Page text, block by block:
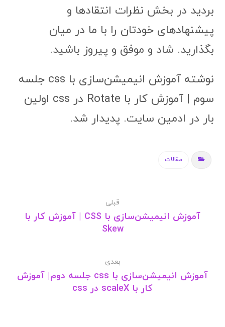
بردید در بخش نظرات انتقادها و
پیشنهادهای خودتان را با ما در میان
بگذارید. شاد و موفق و پیروز باشید.
نوشته آموزش انیمیشن‌سازی با css جلسه
سوم | آموزش کار با Rotate در css اولین
بار در ادمین سایت. پدیدار شد.
مقالات
قبلی
آموزش انیمیشن‌سازی با CSS | آموزش کار با
Skew
بعدی
آموزش انیمیشن‌سازی با css جلسه دوم| آموزش
کار با scaleX در css